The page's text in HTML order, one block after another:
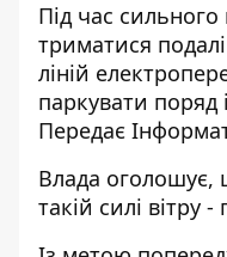
Під час сильного
триматися
ліній
паркувати поряд
Передає
Влада оголошує,
такій силі